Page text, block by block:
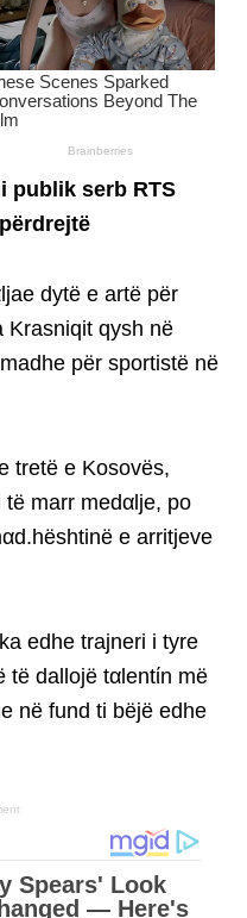
publik serb RTS
dytë e artë për
Krasniqit qysh në
për sportistë në
tretë e Kosovës,
marr medαlje, po
e arritjeve
edhe trajneri i tyre
dallojë tαlentίn më
në fund ti bëjë edhe